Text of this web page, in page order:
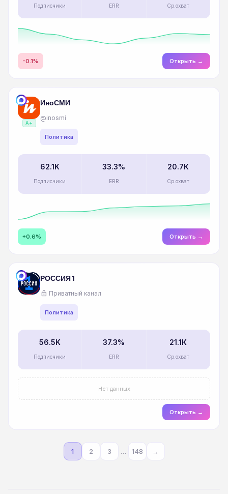
Подписчики ERR Ср.охват
-0.1% Открыть →
A+
ИноСМИ
@inosmi
Политика
62.1K
Подписчики
33.3%
ERR
20.7К
Ср.охват
+0.6% Открыть →
РОССИЯ 1
lock Приватный канал
Политика
56.5K
Подписчики
37.3%
ERR
21.1К
Ср.охват
Нет данных
Открыть →
1 2 3 … 148 →